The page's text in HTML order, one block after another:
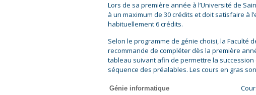
Lors de sa première année à l’Université de
à un maximum de 30 crédits et doit satisfaire à
habituellement 6 crédits.
Selon le programme de génie choisi, la Faculté
recommande de compléter dès la première
tableau suivant afin de permettre la succession
séquence des préalables. Les cours en gras
Génie informatique